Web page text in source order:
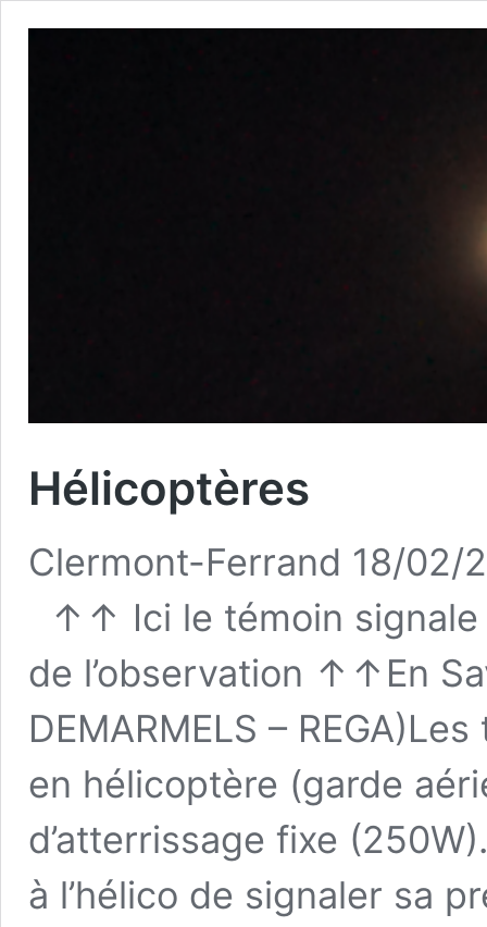
Hélicoptères
Clermont-Ferrand 18/02/
↑↑ Ici le témoin signale
de l’observation ↑↑En
DEMARMELS –
en hélicoptère (garde
d’atterrissage fixe
à l’hélico de signaler sa